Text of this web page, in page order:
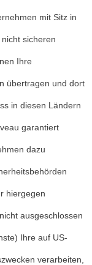
mit Sitz in
sicheren
Ihre
übertragen und dort
in diesen Ländern
garantiert
dazu
hiergegen
ausgeschlossen
Ihre auf US-
verarbeiten,